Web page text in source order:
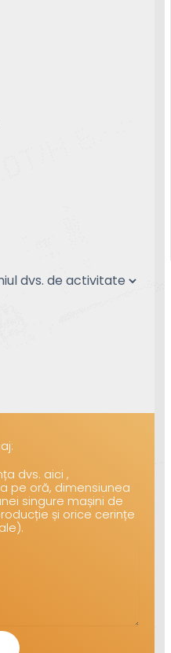
dvs. aici ,
pe oră, dimensiunea
singure mașini de
și orice cerințe